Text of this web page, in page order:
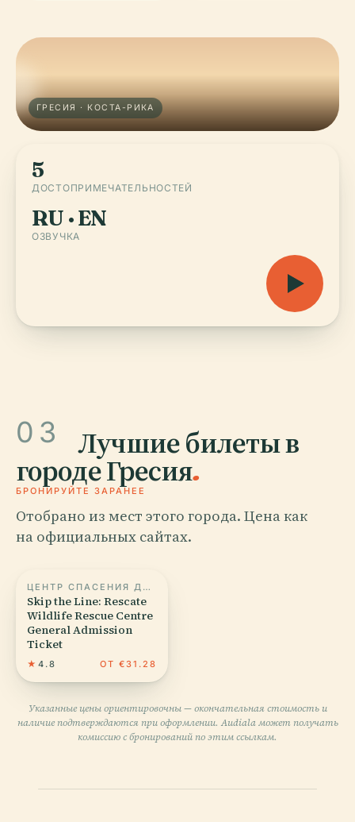
ГРЕСИЯ · КОСТА-РИКА
5
ДОСТОПРИМЕЧАТЕЛЬНОСТЕЙ
RU · EN
ОЗВУЧКА
03 Лучшие билеты в
городе Гресия.
БРОНИРУЙТЕ ЗАРАНЕЕ
Отобрано из мест этого города. Цена как
на официальных сайтах.
ЦЕНТР СПАСЕНИЯ ДИКОЙ ПРИРОДЫ RESCATE
Skip the Line: Rescate
Wildlife Rescue Centre
General Admission
Ticket
★ 4.8 ОТ €31.28
Указанные цены ориентировочны — окончательная стоимость и
наличие подтверждаются при оформлении. Audiala может получать
комиссию с бронирований по этим ссылкам.